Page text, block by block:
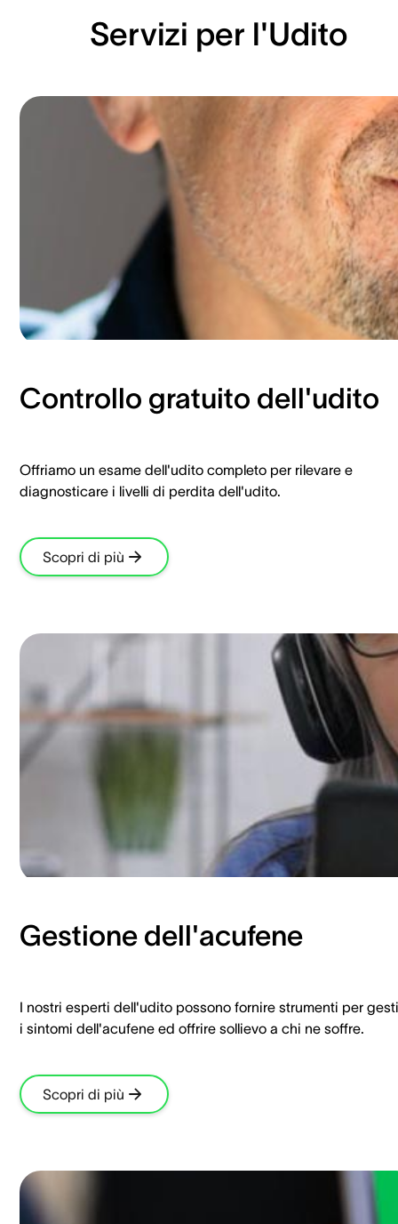
Servizi per l'Udito
Controllo gratuito dell'udito
Offriamo un esame dell'udito completo per rilevare e
diagnosticare i livelli di perdita dell'udito.
Scopri di più
Gestione dell'acufene
I nostri esperti dell'udito possono fornire strumenti per
i sintomi dell'acufene ed offrire sollievo a chi ne soffre.
Scopri di più